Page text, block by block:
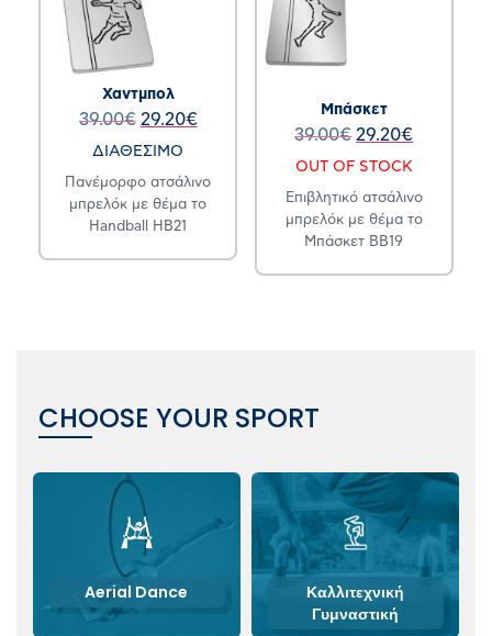
Χαντμπολ
39.00€ 29.20€
ΔΙΑΘΕΣΙΜΟ
Πανέμορφο ατσάλινο
μπρελόκ με θέμα το
Handball HB21
Μπάσκετ
39.00€ 29.20€
OUT OF STOCK
Επιβλητικό ατσάλινο
μπρελόκ με θέμα το
Μπάσκετ BB19
CHOOSE YOUR SPORT
Aerial Dance
Καλλιτεχνική
Γυμναστική